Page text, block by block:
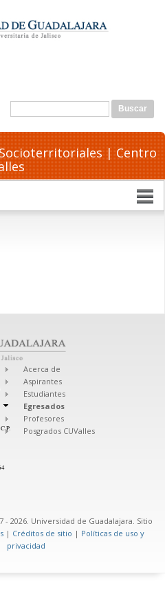
Formulario de búsqueda
Buscar
| Centro
Acerca de
Aspirantes
Estudiantes
Egresados
Profesores
Posgrados CUValles
- 2026. Universidad de Guadalajara. Sitio
| Créditos de sitio | Políticas de uso y
privacidad